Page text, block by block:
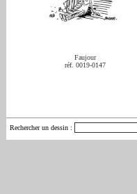
Faujour
réf. 0019-0147
Rechercher un dessin :